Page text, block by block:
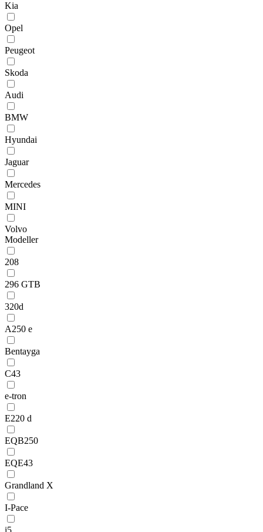
Kia
Opel
Peugeot
Skoda
Audi
BMW
Hyundai
Jaguar
Mercedes
MINI
Volvo
Modeller
208
296 GTB
320d
A250 e
Bentayga
C43
e-tron
E220 d
EQB250
EQE43
Grandland X
I-Pace